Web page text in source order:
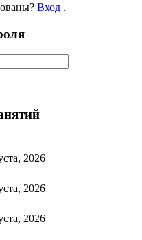
Вход .
2026
2026
2026